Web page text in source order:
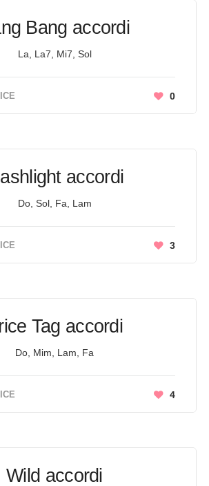
Bang accordi
La, La7, Mi7, Sol
0
accordi
Do, Sol, Fa, Lam
3
Tag accordi
Do, Mim, Lam, Fa
4
Wild accordi